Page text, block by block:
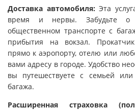
Доставка автомобиля: Эта
время и нервы. Забудьте о
общественном транспорте с
прибытия на вокзал.
прямо к аэропорту, отелю или
вами адресу в городе. Удобство
вы путешествуете с семьей
багажа.
Расширенная страховка